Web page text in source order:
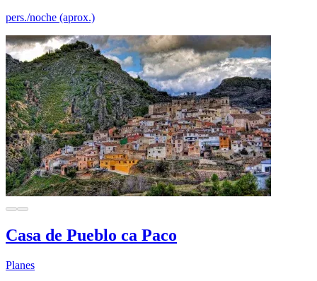
pers./noche (aprox.)
Casa de Pueblo ca Paco
Planes